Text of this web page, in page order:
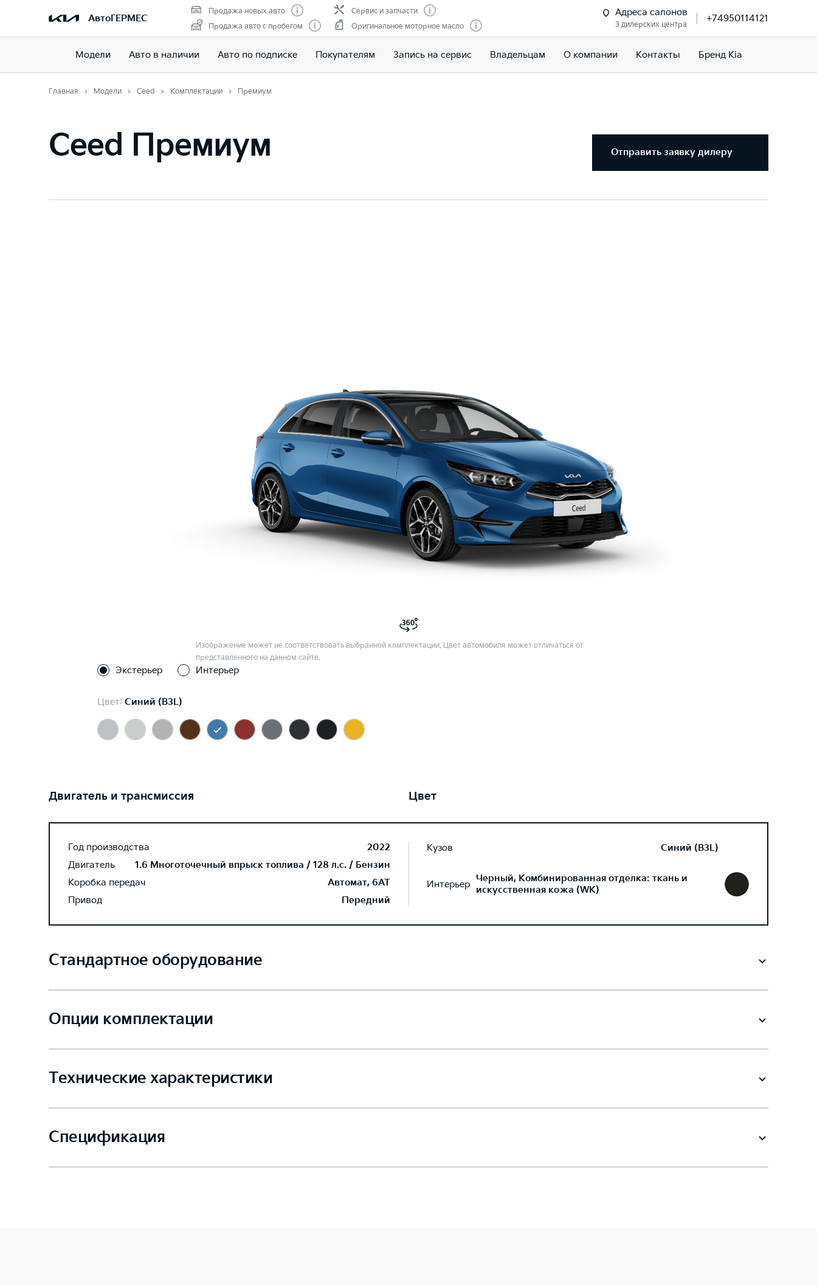
АвтоГЕРМЕС
Продажа новых авто
Продажа авто с пробегом
Сервис и запчасти
Оригинальное моторное масло
Адреса салонов
3 дилерских центра
+74950114121
Модели Авто в наличии Авто по подписке Покупателям Запись на сервис Владельцам О компании Контакты Бренд Kia
Главная Модели Ceed Комплектации Премиум
Ceed Премиум Отправить заявку дилеру
Изображение может не соответствовать выбранной комплектации. Цвет автомобиля может отличаться от
представленного на данном сайте.
Экстерьер Интерьер
Цвет: Синий (B3L)
Двигатель и трансмиссия
Год производства
2022
Двигатель
1.6 Многоточечный впрыск топлива / 128 л.с. / Бензин
Коробка передач
Автомат, 6AT
Привод
Передний
Цвет
Кузов Синий (B3L)
Интерьер Черный, Комбинированная отделка: ткань и
искусственная кожа (WK)
Стандартное оборудование
Опции комплектации
Технические характеристики
Спецификация